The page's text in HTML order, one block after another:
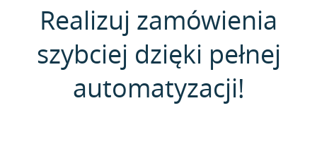
Realizuj zamówienia
szybciej dzięki pełnej
automatyzacji!